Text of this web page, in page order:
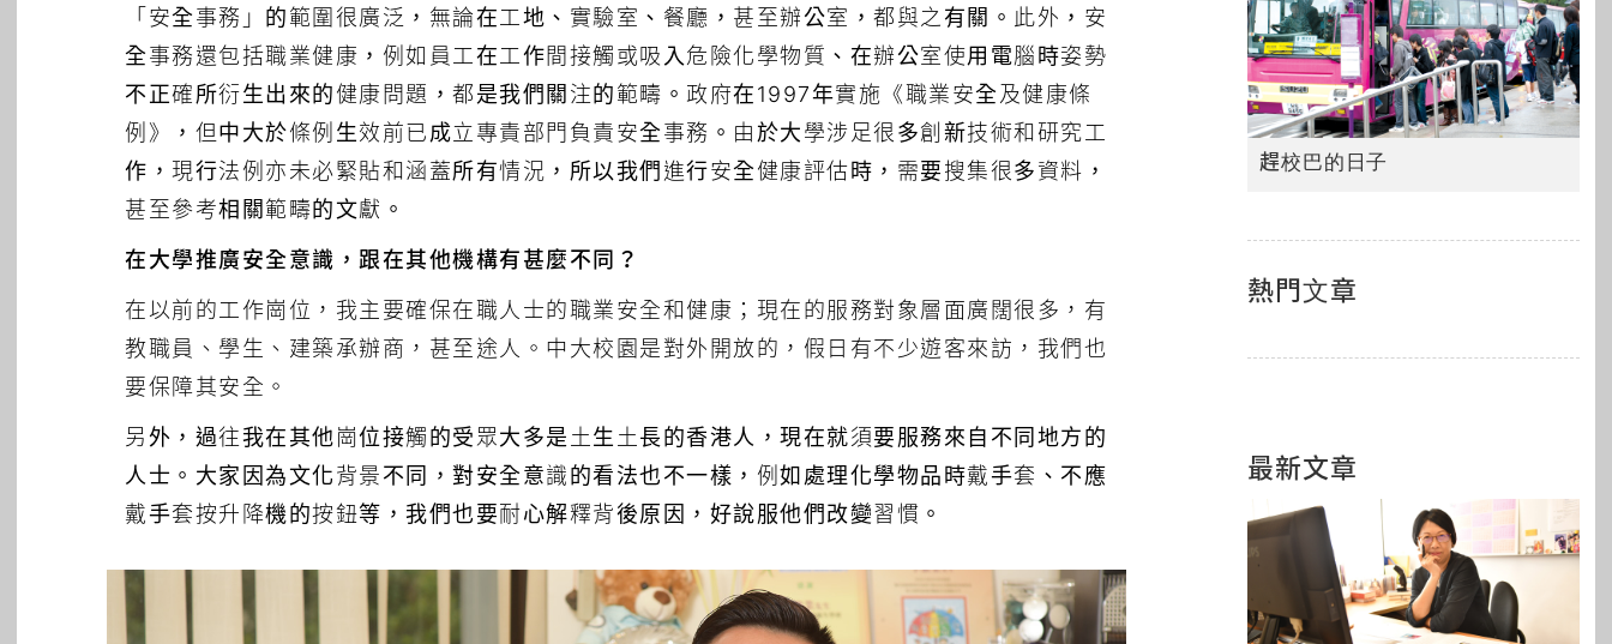
「安全事務」的範圍很廣泛，無論在工地、實驗室、餐廳，甚至辦公室，都與之有關。此外，安
全事務還包括職業健康，例如員工在工作間接觸或吸入危險化學物質、在辦公室使用電腦時姿勢
不正確所衍生出來的健康問題，都是我們關注的範疇。政府在1997年實施《職業安全及健康條
例》，但中大於條例生效前已成立專責部門負責安全事務。由於大學涉足很多創新技術和研究工
作，現行法例亦未必緊貼和涵蓋所有情況，所以我們進行安全健康評估時，需要搜集很多資料，
甚至參考相關範疇的文獻。
在大學推廣安全意識，跟在其他機構有甚麼不同？
在以前的工作崗位，我主要確保在職人士的職業安全和健康；現在的服務對象層面廣闊很多，有
教職員、學生、建築承辦商，甚至途人。中大校園是對外開放的，假日有不少遊客來訪，我們也
要保障其安全。
另外，過往我在其他崗位接觸的受眾大多是土生土長的香港人，現在就須要服務來自不同地方的
人士。大家因為文化背景不同，對安全意識的看法也不一樣，例如處理化學物品時戴手套、不應
戴手套按升降機的按鈕等，我們也要耐心解釋背後原因，好說服他們改變習慣。
趕校巴的日子
熱門文章
最新文章